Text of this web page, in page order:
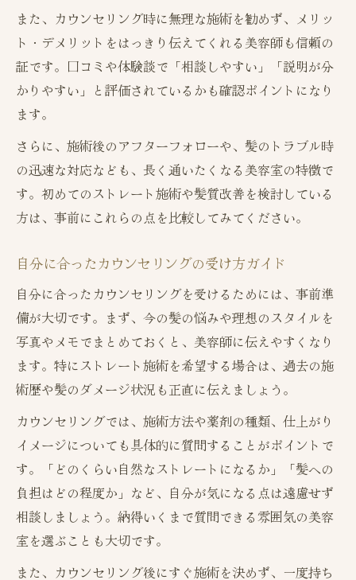
また、カウンセリング時に無理な施術を勧めず、メリッ
ト・デメリットをはっきり伝えてくれる美容師も信頼の
証です。口コミや体験談で「相談しやすい」「説明が分
かりやすい」と評価されているかも確認ポイントになり
ます。
さらに、施術後のアフターフォローや、髪のトラブル時
の迅速な対応なども、長く通いたくなる美容室の特徴で
す。初めてのストレート施術や髪質改善を検討している
方は、事前にこれらの点を比較してみてください。
自分に合ったカウンセリングの受け方ガイド
自分に合ったカウンセリングを受けるためには、事前準
備が大切です。まず、今の髪の悩みや理想のスタイルを
写真やメモでまとめておくと、美容師に伝えやすくなり
ます。特にストレート施術を希望する場合は、過去の施
術歴や髪のダメージ状況も正直に伝えましょう。
カウンセリングでは、施術方法や薬剤の種類、仕上がり
イメージについても具体的に質問することがポイントで
す。「どのくらい自然なストレートになるか」「髪への
負担はどの程度か」など、自分が気になる点は遠慮せず
相談しましょう。納得いくまで質問できる雰囲気の美容
室を選ぶことも大切です。
また、カウンセリング後にすぐ施術を決めず、一度持ち